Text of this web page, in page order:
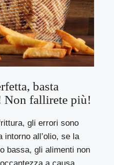
basta
Non fallirete più!
gli errori sono
intorno all’olio, se la
bassa, gli alimenti non
a causa